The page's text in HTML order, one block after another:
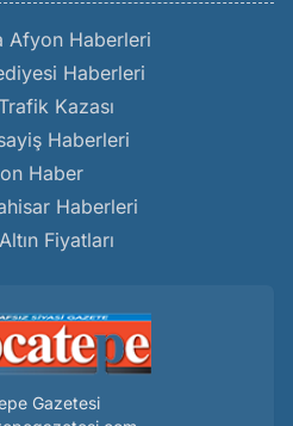
Afyon Haberleri
Haberleri
Kazası
Haberleri
Haber
Haberleri
Fiyatları
Gazetesi